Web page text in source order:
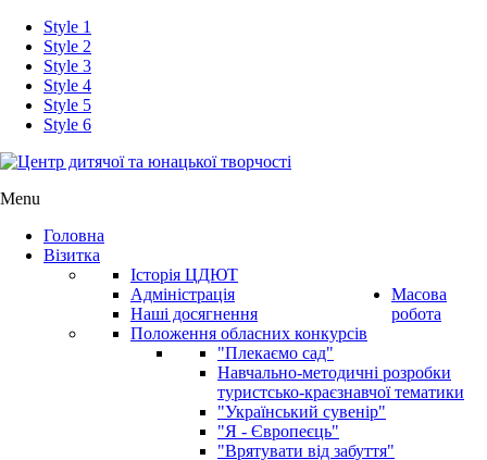
Style 1
Style 2
Style 3
Style 4
Style 5
Style 6
Menu
Головна
Візитка
Історія ЦДЮТ
Адміністрація
Наші досягнення
Масова
робота
Положення обласних конкурсів
"Плекаємо сад"
Навчально-методичні розробки
туристсько-краєзнавчої тематики
"Український сувенір"
"Я - Європеєць"
"Врятувати від забуття"